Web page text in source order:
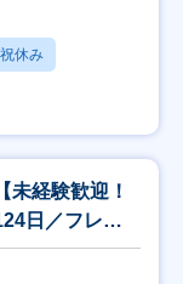
休み
未経験歓迎！
日／フレッ